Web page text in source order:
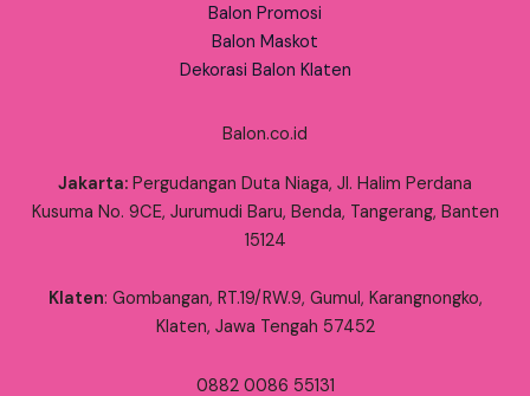
Balon Promosi
Balon Maskot
Dekorasi Balon Klaten
Balon.co.id
Jakarta: Pergudangan Duta Niaga, Jl. Halim Perdana
Kusuma No. 9CE, Jurumudi Baru, Benda, Tangerang, Banten
15124
Klaten: Gombangan, RT.19/RW.9, Gumul, Karangnongko,
Klaten, Jawa Tengah 57452
0882 0086 55131